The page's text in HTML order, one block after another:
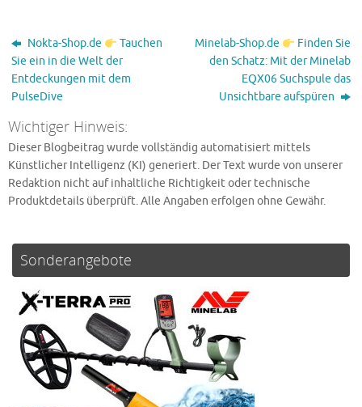
Nokta-Shop.de
Tauchen
Sie ein in die Welt der
Entdeckungen mit dem
PulseDive
Minelab-Shop.de
Finden Sie
den Schatz: Mit der Minelab
EQX06 Suchspule das
Unsichtbare aufspüren
Wichtiger Hinweis:
Dieser Blogbeitrag wurde vollständig automatisiert mittels
Künstlicher Intelligenz (KI) generiert. Der Text wurde von unserer
Redaktion nicht auf inhaltliche Richtigkeit oder technische
Produktdetails überprüft. Alle Angaben erfolgen ohne Gewähr.
Sonderangebote